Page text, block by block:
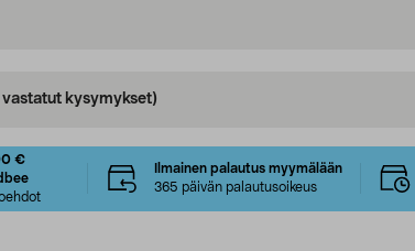
vastatut kysymykset)
€
Ilmainen palautus myymälään
365 päivän palautusoikeus